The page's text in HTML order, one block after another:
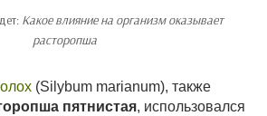
Какое влияние на организм оказывает
расторопша
(Silybum marianum), также
пятнистая, использовался